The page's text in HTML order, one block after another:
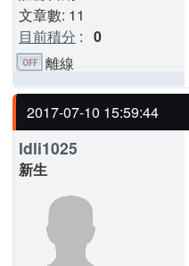
文章數: 11
目前積分 : 0
離線
2017-07-10 15:59:44
ldli1025
新生